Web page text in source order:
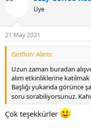
Üye
21 May 2021
Ginflon' Alıntı:
Uzun zaman buradan
alım etkinliklerine
Başlığı yukarida görünce
soru sorabiliyorsunuz.
Çok teşekkürler